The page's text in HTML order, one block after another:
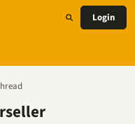
Login